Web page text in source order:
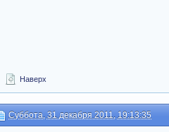
Наверх
Суббота, 31 декабря 2011, 19:13:35